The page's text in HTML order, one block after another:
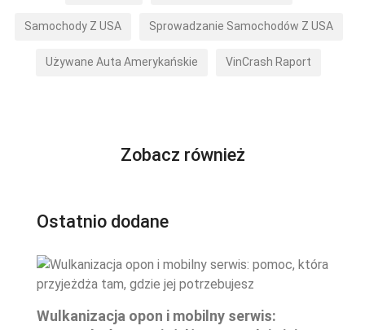
Samochody Z USA Sprowadzanie Samochodów Z USA
Używane Auta Amerykańskie VinCrash Raport
Zobacz również
Ostatnio dodane
Wulkanizacja opon i mobilny serwis: